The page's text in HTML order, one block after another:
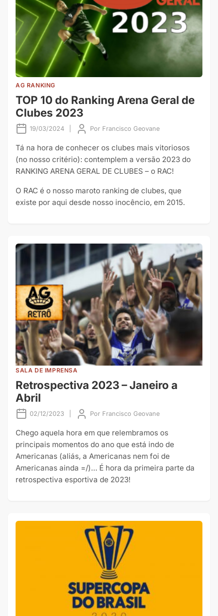
AG RANKING
TOP 10 do Ranking Arena Geral de
Clubes 2023
19/03/2024 Por Francisco Geovane
Tá na hora de conhecer os clubes mais vitoriosos
(no nosso critério): contemplem a versão 2023 do
RANKING ARENA GERAL DE CLUBES – o RAC!
O RAC é o nosso maroto ranking de clubes, que
existe por aqui desde nosso inocêncio, em 2015.
SALA DE IMPRENSA
Retrospectiva 2023 – Janeiro a
Abril
02/12/2023 Por Francisco Geovane
Chego aquela hora em que relembramos os
principais momentos do ano que está indo de
Americanas (aliás, a Americanas nem foi de
Americanas ainda =/)… É hora da primeira parte da
retrospectiva esportiva de 2023!